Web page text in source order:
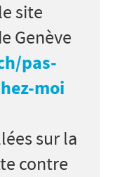
site
Genève
pas-
moi
sur la
contre